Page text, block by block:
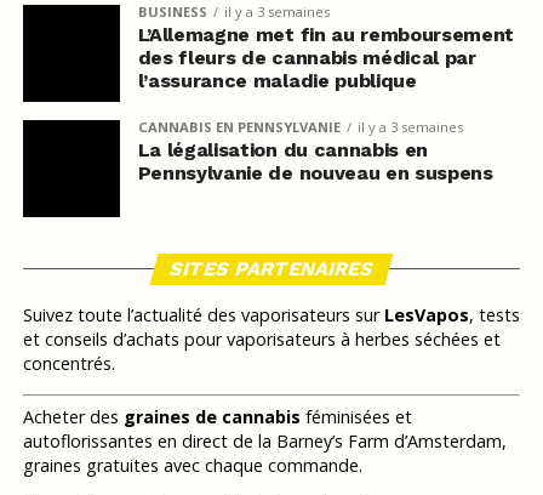
BUSINESS il y a 3 semaines
L’Allemagne met fin au remboursement
des fleurs de cannabis médical par
l’assurance maladie publique
CANNABIS EN PENNSYLVANIE il y a 3 semaines
La légalisation du cannabis en
Pennsylvanie de nouveau en suspens
SITES PARTENAIRES
Suivez toute l’actualité des vaporisateurs sur LesVapos, tests
et conseils d’achats pour vaporisateurs à herbes séchées et
concentrés.
Acheter des graines de cannabis féminisées et
autoflorissantes en direct de la Barney’s Farm d’Amsterdam,
graines gratuites avec chaque commande.